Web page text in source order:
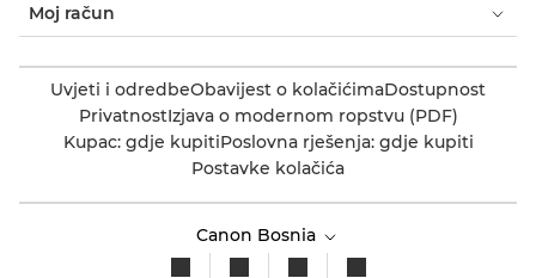
Moj račun
Uvjeti i odredbeObavijest o kolačićimaDostupnost
PrivatnostIzjava o modernom ropstvu (PDF)
Kupac: gdje kupitiPoslovna rješenja: gdje kupiti
Postavke kolačića
Canon Bosnia